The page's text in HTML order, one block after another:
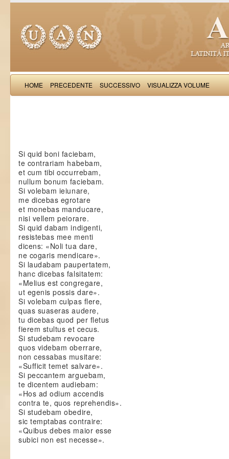
HOME PRECEDENTE SUCCESSIVO VISUALIZZA VOLUME
Si quid boni faciebam,
te contrariam habebam,
et cum tibi occurrebam,
nullum bonum faciebam.
Si volebam ieiunare,
me dicebas egrotare
et monebas manducare,
nisi vellem peiorare.
Si quid dabam indigenti,
resistebas mee menti
dicens: «Noli tua dare,
ne cogaris mendicare».
Si laudabam paupertatem,
hanc dicebas falsitatem:
«Melius est congregare,
ut egenis possis dare».
Si volebam culpas flere,
quas suaseras audere,
tu dicebas quod per fletus
fierem stultus et cecus.
Si studebam revocare
quos videbam oberrare,
non cessabas musitare:
«Sufficit temet salvare».
Si peccantem arguebam,
te dicentem audiebam:
«Hos ad odium accendis
contra te, quos reprehendis».
Si studebam obedire,
sic temptabas contraire:
«Quibus debes maior esse
subici non est necesse».